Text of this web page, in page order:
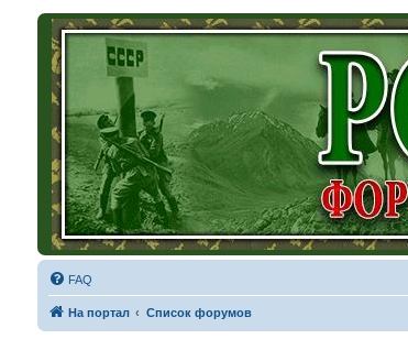
FAQ
На портал Список форумов